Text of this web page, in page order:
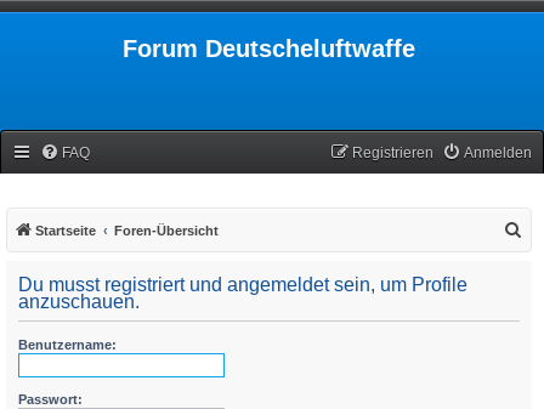
Forum Deutscheluftwaffe
FAQ Anmelden
Registrieren
Startseite Foren-Übersicht
Du musst registriert und angemeldet sein, um Profile
anzuschauen.
Benutzername:
Passwort: